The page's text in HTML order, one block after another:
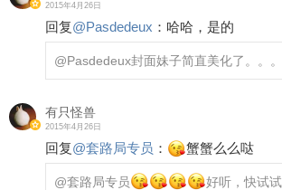
2015年4月26日
回复@Pasdedeux ： 哈哈，是的
@Pasdedeux封面妹子简直美化了。。。
有只怪兽
2015年4月26日
回复@套路局专员 ： 蟹蟹么么哒
@套路局专员 好听，快试试